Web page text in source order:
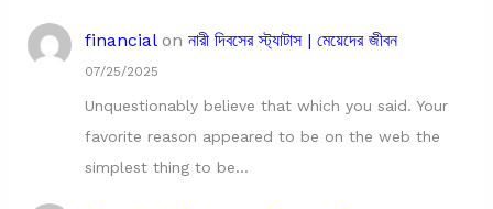
financialon নারী দিবসের স্ট্যাটাস | মেয়েদের জীবন
07/25/2025
Unquestionably believe that which you said. Your
favorite reason appeared to be on the web the
simplest thing to be…